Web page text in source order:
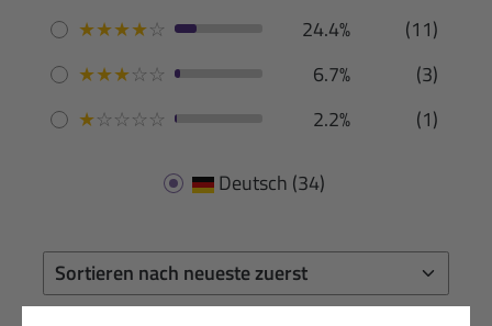
★★★★☆ 24.4%
(11)
★★★☆☆ 6.7%
(3)
★☆☆☆☆ 2.2% (1)
Deutsch (34)